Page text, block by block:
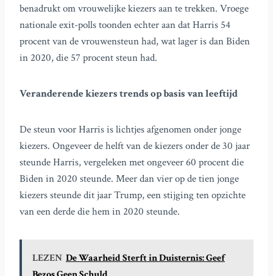
benadrukt om vrouwelijke kiezers aan te trekken. Vroege
nationale exit-polls toonden echter aan dat Harris 54
procent van de vrouwensteun had, wat lager is dan Biden
in 2020, die 57 procent steun had.
Veranderende kiezers trends op basis van leeftijd
De steun voor Harris is lichtjes afgenomen onder jonge
kiezers. Ongeveer de helft van de kiezers onder de 30 jaar
steunde Harris, vergeleken met ongeveer 60 procent die
Biden in 2020 steunde. Meer dan vier op de tien jonge
kiezers steunde dit jaar Trump, een stijging ten opzichte
van een derde die hem in 2020 steunde.
LEZEN De Waarheid Sterft in Duisternis: Geef